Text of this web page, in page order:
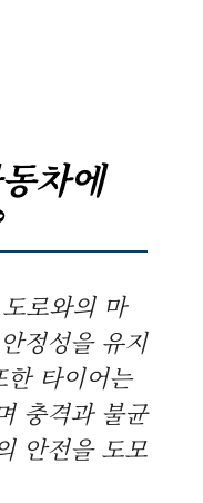
차에
로와의 마
정성을 유지
타이어는
충격과 불균
안전을 도모